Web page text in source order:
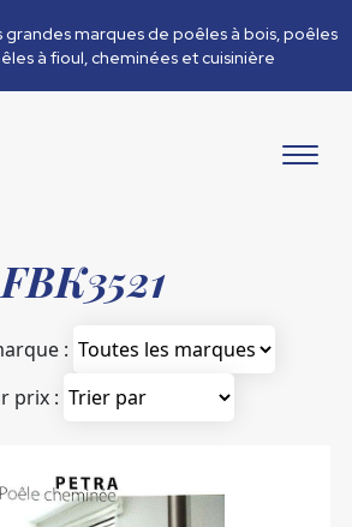
grandes marques de poêles à bois, poêles
à fioul, cheminées et cuisinière
FBK3521
:
prix :